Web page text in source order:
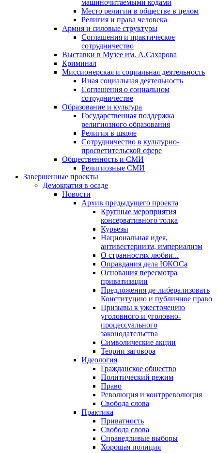
машиночитаемыми кодами
Место религии в обществе в целом
Религия и права человека
Армия и силовые структуры
Соглашения и практическое
сотрудничество
Выставки в Музее им. А.Сахарова
Криминал
Миссионерская и социальная деятельность
Иная социальная деятельность
Соглашения о социальном
сотрудничестве
Образование и культура
Государственная поддержка
религиозного образования
Религия в школе
Сотрудничество в культурно-
просветительской сфере
Общественность и СМИ
Религиозные СМИ
Завершенные проекты
Демократия в осаде
Новости
Архив предыдущего проекта
Крупные мероприятия
консервативного толка
Курьезы
Национальная идея,
антивестернизм, империализм
О странностях любви...
Оправдания дела ЮКОСа
Основания пересмотра
приватизации
Предложения де-либерализовать
Конституцию и публичное право
Призывы к ужесточению
уголовного и уголовно-
процессуального
законодательства
Символические акции
Теории заговора
Идеология
Гражданское общество
Политический режим
Право
Революция и контрреволюция
Свобода слова
Практика
Приватность
Свобода слова
Справедливые выборы
Хорошая полиция